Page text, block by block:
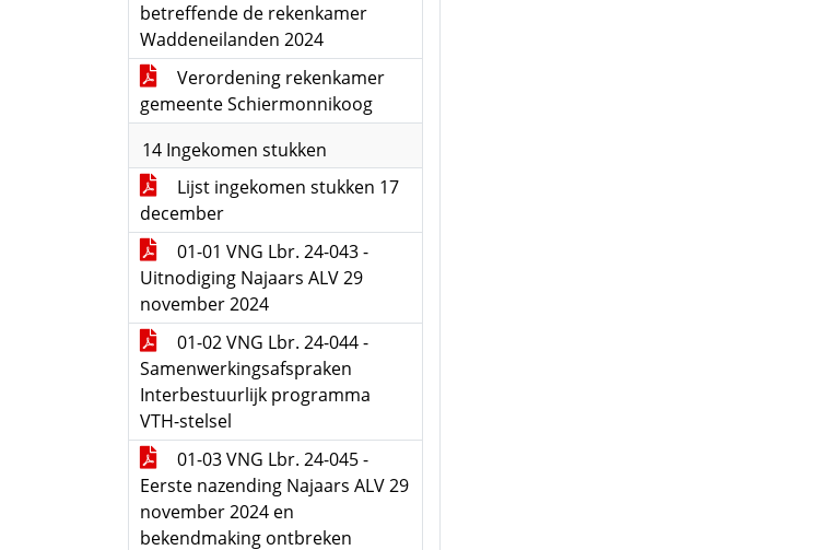
betreffende de rekenkamer
Waddeneilanden 2024
Verordening rekenkamer
gemeente Schiermonnikoog
14 Ingekomen stukken
Lijst ingekomen stukken 17
december
01-01 VNG Lbr. 24-043 -
Uitnodiging Najaars ALV 29
november 2024
01-02 VNG Lbr. 24-044 -
Samenwerkingsafspraken
Interbestuurlijk programma
VTH-stelsel
01-03 VNG Lbr. 24-045 -
Eerste nazending Najaars ALV 29
november 2024 en
bekendmaking ontbreken